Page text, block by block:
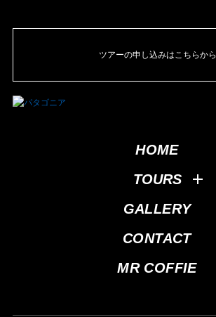
ツアーの申し込みはこちらから
HOME
TOURS
GALLERY
CONTACT
MR COFFIE